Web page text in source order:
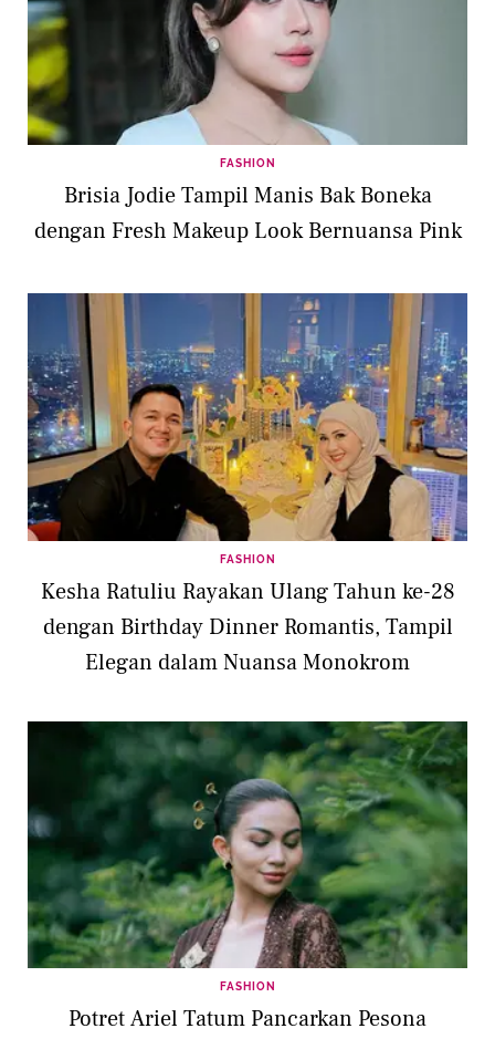
FASHION
Brisia Jodie Tampil Manis Bak Boneka
dengan Fresh Makeup Look Bernuansa Pink
FASHION
Kesha Ratuliu Rayakan Ulang Tahun ke-28
dengan Birthday Dinner Romantis, Tampil
Elegan dalam Nuansa Monokrom
FASHION
Potret Ariel Tatum Pancarkan Pesona